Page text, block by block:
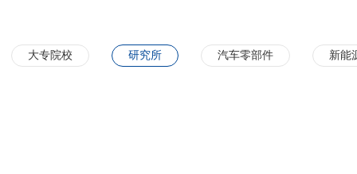
大专院校 研究所 汽车零部件 新能